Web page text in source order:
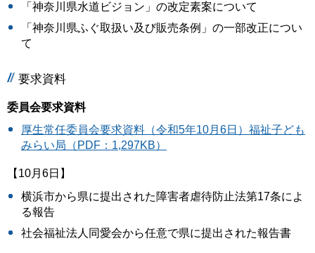
「神奈川県水道ビジョン」の改定素案について
「神奈川県ふぐ取扱い及び販売条例」の一部改正につい
て
要求資料
委員会要求資料
厚生常任委員会要求資料（令和5年10月6日）福祉子ども
みらい局（PDF：1,297KB）
【10月6日】
横浜市から県に提出された障害者虐待防止法第17条によ
る報告
社会福祉法人同愛会から任意で県に提出された報告書